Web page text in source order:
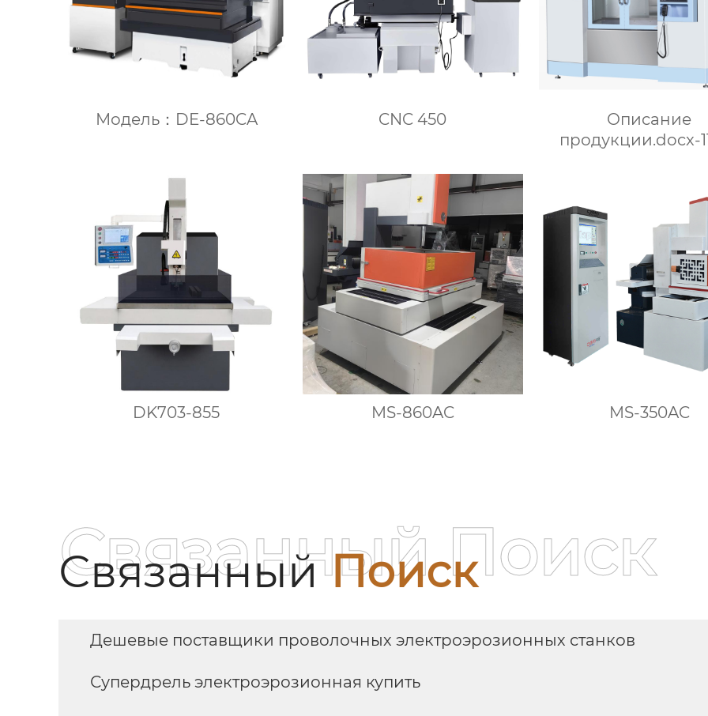
Модель：DE-860CA CNC 450
Описание
продукции.docx-
DK703-855 MS-860AC MS-350AC
СвязанныйПоиск
Связанный Поиск
Дешевые поставщики проволочных электроэрозионных станков
Супердрель электроэрозионная купить